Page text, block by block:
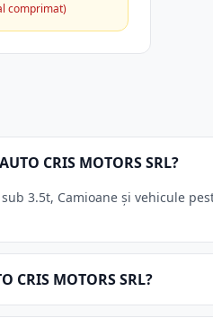
comprimat)
CRIS MOTORS SRL?
3.5t, Camioane și vehicule
CRIS MOTORS SRL?